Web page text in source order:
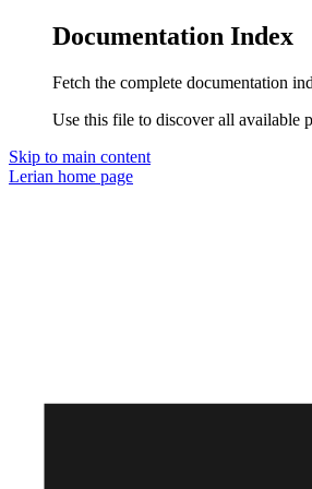
Documentation Index
Fetch the complete documentation
Use this file to discover all available
Skip to main content
Lerian home page